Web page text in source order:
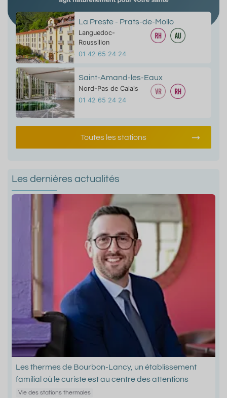
La Preste - Prats-de-Mollo
Languedoc-
Roussillon
01 42 65 24 24
Saint-Amand-les-Eaux
Nord-Pas de Calais
01 42 65 24 24
Toutes les stations
Les dernières actualités
Les thermes de Bourbon-Lancy, un établissement
familial où le curiste est au centre des attentions
Vie des stations thermales